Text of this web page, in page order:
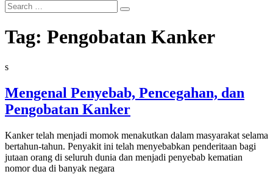
Search
for:
Tag: Pengobatan Kanker
s
Mengenal Penyebab, Pencegahan, dan
Pengobatan Kanker
Kanker telah menjadi momok menakutkan dalam masyarakat selama
bertahun-tahun. Penyakit ini telah menyebabkan penderitaan bagi
jutaan orang di seluruh dunia dan menjadi penyebab kematian
nomor dua di banyak negara